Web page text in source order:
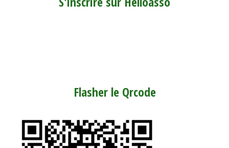
Flasher le Qrcode